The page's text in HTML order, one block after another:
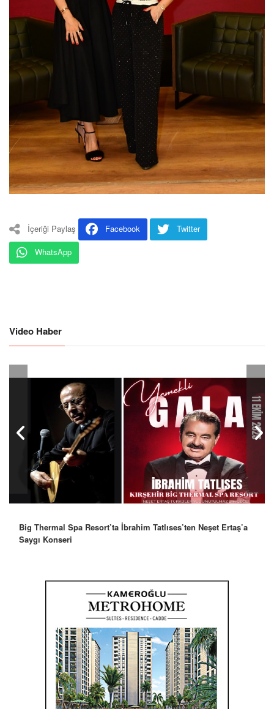
İçeriği Paylaş Facebook
Twitter
WhatsApp
Video Haber
Big Thermal Spa Resort’ta İbrahim Tatlıses’ten Neşet Ertaş’a
Saygı Konseri